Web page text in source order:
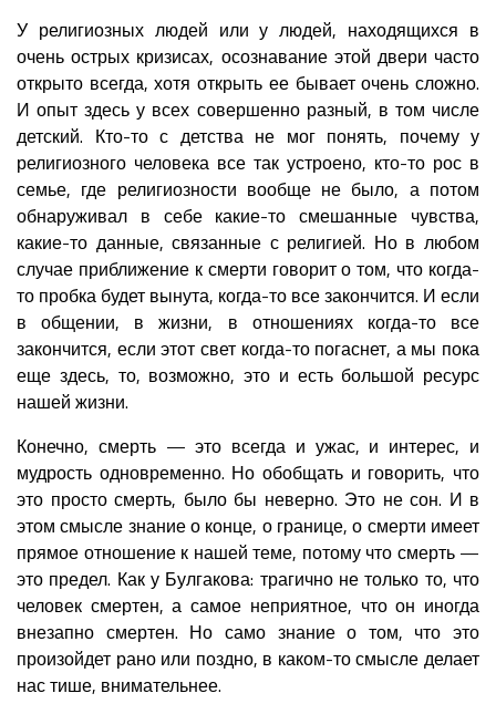
У религиозных людей или у людей, находящихся в
очень острых кризисах, осознавание этой двери часто
открыто всегда, хотя открыть ее бывает очень сложно.
И опыт здесь у всех совершенно разный, в том числе
детский. Кто-то с детства не мог понять, почему у
религиозного человека все так устроено, кто-то рос в
семье, где религиозности вообще не было, а потом
обнаруживал в себе какие-то смешанные чувства,
какие-то данные, связанные с религией. Но в любом
случае приближение к смерти говорит о том, что когда-
то пробка будет вынута, когда-то все закончится. И если
в общении, в жизни, в отношениях когда-то все
закончится, если этот свет когда-то погаснет, а мы пока
еще здесь, то, возможно, это и есть большой ресурс
нашей жизни.
Конечно, смерть — это всегда и ужас, и интерес, и
мудрость одновременно. Но обобщать и говорить, что
это просто смерть, было бы неверно. Это не сон. И в
этом смысле знание о конце, о границе, о смерти имеет
прямое отношение к нашей теме, потому что смерть —
это предел. Как у Булгакова: трагично не только то, что
человек смертен, а самое неприятное, что он иногда
внезапно смертен. Но само знание о том, что это
произойдет рано или поздно, в каком-то смысле делает
нас тише, внимательнее.